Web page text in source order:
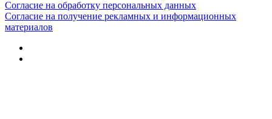
Согласие на обработку персональных данных
Согласие на получение рекламных и информационных
материалов